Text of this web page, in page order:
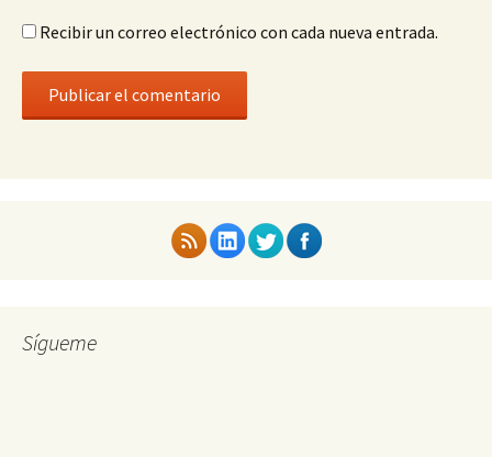
Recibir un correo electrónico con cada nueva entrada.
Sígueme